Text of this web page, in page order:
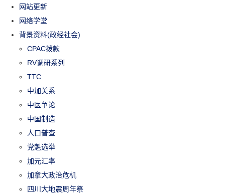
网站更新
网络学堂
背景资料(政经社会)
CPAC拨款
RV调研系列
TTC
中加关系
中医争论
中国制造
人口普查
党魁选举
加元汇率
加拿大政治危机
四川大地震周年祭